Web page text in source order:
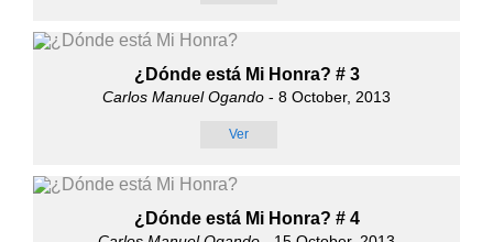
¿Dónde está Mi Honra? # 3
Carlos Manuel Ogando - 8 October, 2013
Ver
¿Dónde está Mi Honra? # 4